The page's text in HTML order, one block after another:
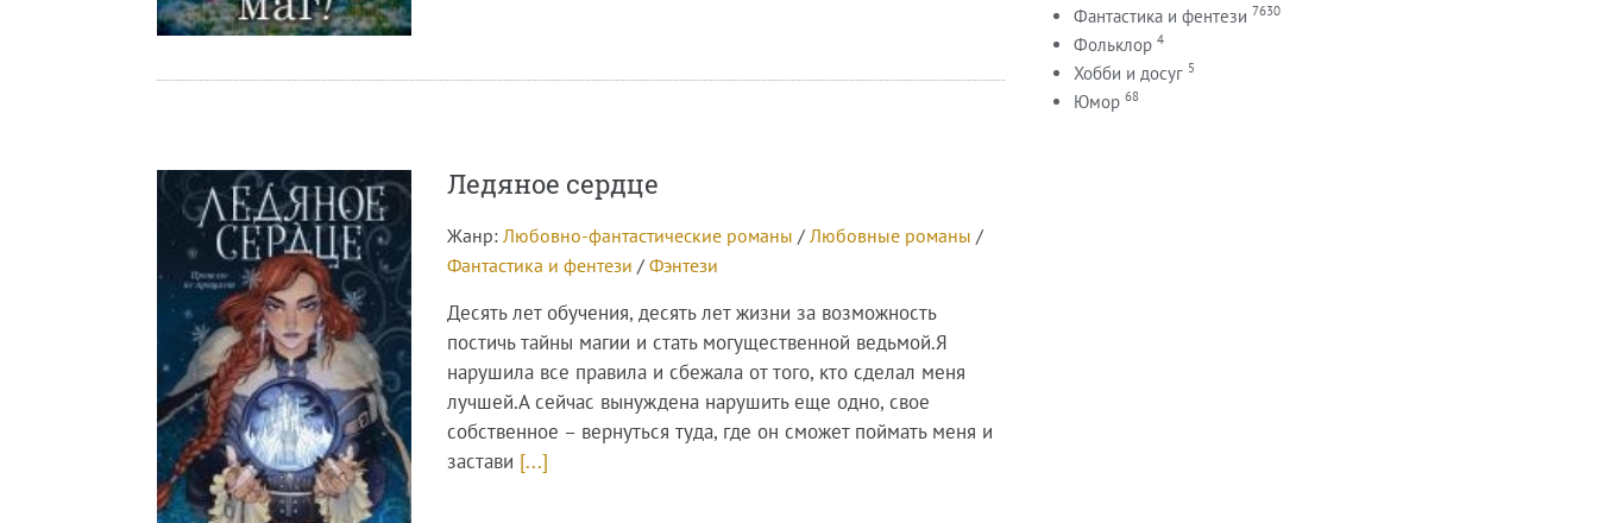
Ледяное сердце
Жанр: Любовно-фантастические романы / Любовные романы /
Фантастика и фентези / Фэнтези
Десять лет обучения, десять лет жизни за возможность
постичь тайны магии и стать могущественной ведьмой.Я
нарушила все правила и сбежала от того, кто сделал меня
лучшей.А сейчас вынуждена нарушить еще одно, свое
собственное – вернуться туда, где он сможет поймать меня и
застави [...]
Фантастика и фентези 7630
Фольклор 4
Хобби и досуг 5
Юмор 68